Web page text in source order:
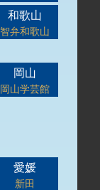
和歌山
智弁和歌山
岡山
岡山学芸館
愛媛
新田